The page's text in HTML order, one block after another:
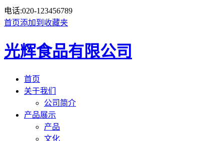
电话:020-123456789
首页添加到收藏夹
光辉食品有限公司
首页
关于我们
公司简介
产品展示
产品
文化